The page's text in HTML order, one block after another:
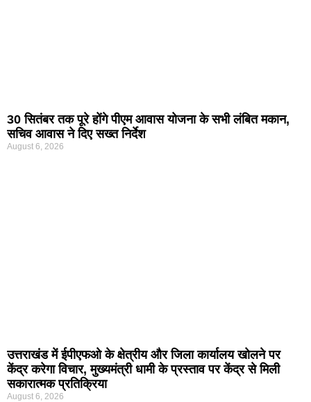
30 सितंबर तक पूरे होंगे पीएम आवास योजना के सभी लंबित मकान,
सचिव आवास ने दिए सख्त निर्देश
August 6, 2026
उत्तराखंड में ईपीएफओ के क्षेत्रीय और जिला कार्यालय खोलने पर
केंद्र करेगा विचार, मुख्यमंत्री धामी के प्रस्ताव पर केंद्र से मिली
सकारात्मक प्रतिक्रिया
August 6, 2026